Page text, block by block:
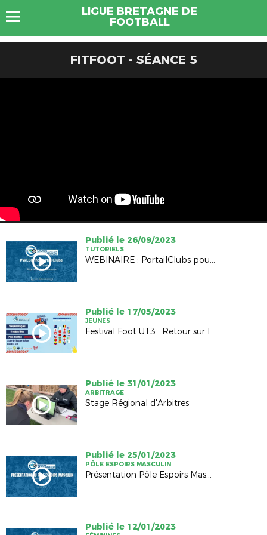
LIGUE BRETAGNE DE
FOOTBALL
FITFOOT - SÉANCE 5
Publié le 26/09/2023
TUTORIELS
WEBINAIRE : PortailClubs pour les Administrateurs
Publié le 17/05/2023
JEUNES
Festival Foot U13 : Retour sur l'édition 2023
Publié le 31/01/2023
ARBITRAGE
Stage Régional d'Arbitres
Publié le 25/01/2023
PÔLE ESPOIRS MASCULIN
Présentation Pôle Espoirs Masculin
Publié le 12/01/2023